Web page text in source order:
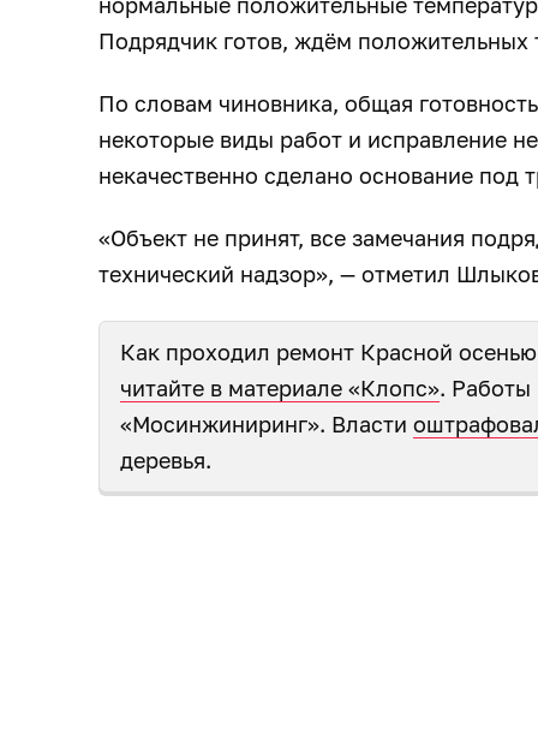
Подрядчик готов, ждём
По словам чиновника, общая
некоторые виды работ и исправление
некачественно сделано основание под
«Объект не принят, все замечания
технический надзор», — отметил
Как проходил ремонт Красной
читайте в материале «Клопс». Работы
«Мосинжиниринг». Власти
деревья.